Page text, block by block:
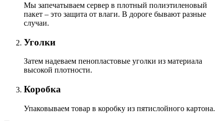
Мы запечатываем сервер в плотный полиэтиленовый
пакет – это защита от влаги. В дороге бывают разные
случаи.
Уголки
Затем надеваем пенопластовые уголки из материала
высокой плотности.
Коробка
Упаковываем товар в коробку из пятислойного картона.